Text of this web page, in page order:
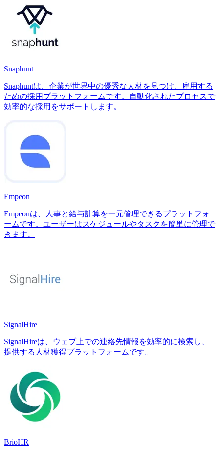
Snaphunt
Snaphuntは、企業が世界中の優秀な人材を見つけ、雇用する
ための採用プラットフォームです。自動化されたプロセスで
効率的な採用をサポートします。
Empeon
Empeonは、人事と給与計算を一元管理できるプラットフォ
ームです。ユーザーはスケジュールやタスクを簡単に管理で
きます。
SignalHire
SignalHireは、ウェブ上での連絡先情報を効率的に検索し、
提供する人材獲得プラットフォームです。
BrioHR